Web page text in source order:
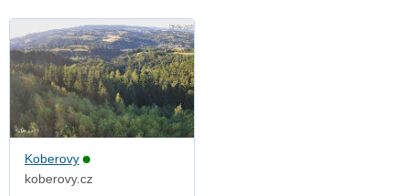
Koberovy
koberovy.cz